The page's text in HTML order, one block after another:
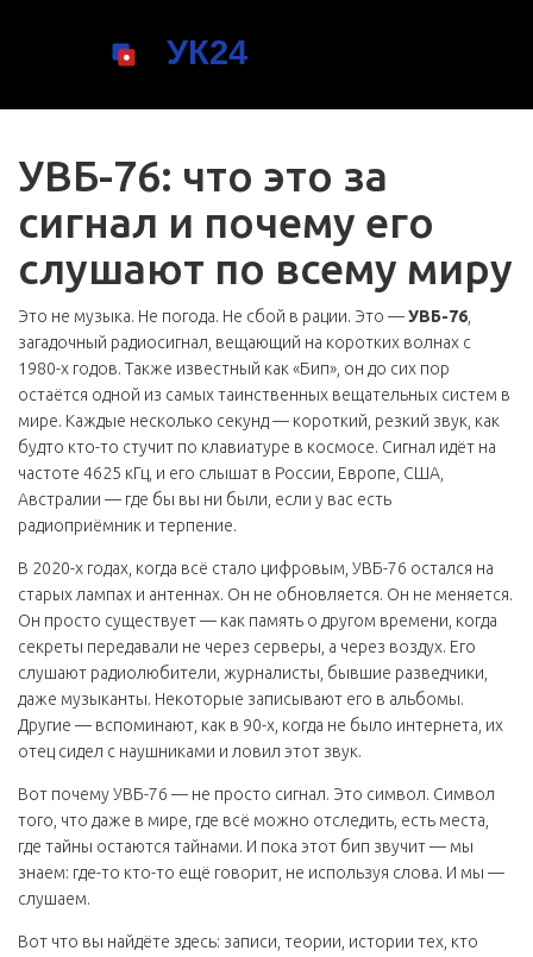
УВБ-76: что это за
сигнал и почему его
слушают по всему миру
Это не музыка. Не погода. Не сбой в рации. Это —УВБ-76
загадочный радиосигнал, вещающий на коротких волнах с
1980-х годов. Также известный как «Бип» , он до сих пор
остаётся одной из самых таинственных вещательных систем в
мире. Каждые несколько секунд — короткий, резкий звук, как
будто кто-то стучит по клавиатуре в космосе. Сигнал идёт на
частоте 4625 кГц, и его слышат в России, Европе, США,
Австралии — где бы вы ни были, если у вас есть
радиоприёмник и терпение.
В 2020-х годах, когда всё стало цифровым, УВБ-76 остался на
старых лампах и антеннах. Он не обновляется. Он не меняется.
Он просто существует — как память о другом времени, когда
секреты передавали не через серверы, а через воздух. Его
слушают радиолюбители, журналисты, бывшие разведчики,
даже музыканты. Некоторые записывают его в альбомы.
Другие — вспоминают, как в 90-х, когда не было интернета, их
отец сидел с наушниками и ловил этот звук.
Вот почему УВБ-76 — не просто сигнал. Это символ. Символ
того, что даже в мире, где всё можно отследить, есть места,
где тайны остаются тайнами. И пока этот бип звучит — мы
знаем: где-то кто-то ещё говорит, не используя слова. И мы —
слушаем.
Вот что вы найдёте здесь: записи, теории, истории тех, кто